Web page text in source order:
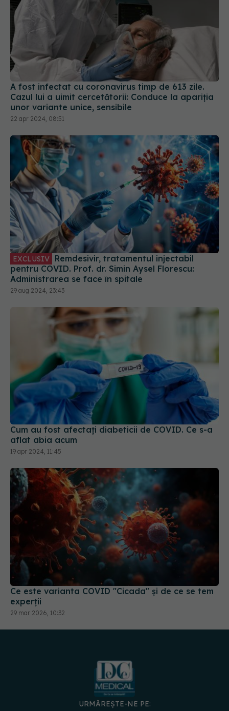
A fost infectat cu coronavirus timp de 613 zile.
Cazul lui a uimit cercetătorii: Conduce la apariția
unor variante unice, sensibile
22 apr 2024, 08:51
EXCLUSIV
pentru COVID. Prof. dr. Simin Aysel Florescu:
Administrarea se face în spitale
29 aug 2024, 23:43
Cum au fost afectați diabeticii de COVID. Ce s-a
aflat abia acum
19 apr 2024, 11:45
Ce este varianta COVID "Cicada" și de ce se tem
experții
29 mar 2026, 10:32
URMĂREȘTE-NE PE: